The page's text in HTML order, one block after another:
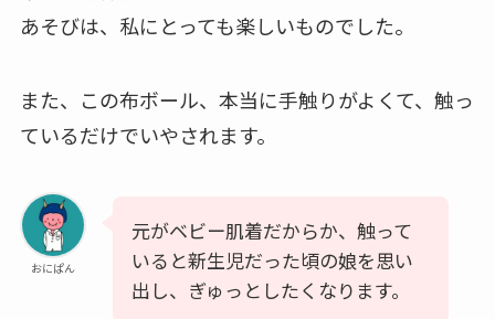
あそびは、私にとっても楽しいものでした。
また、この布ボール、本当に手触りがよくて、 触っ
ているだけでいやされます。
おにぱん
元がベビー肌着だからか、触って
いると新生児だった頃の娘を思い
出し、ぎゅっとしたくなります。